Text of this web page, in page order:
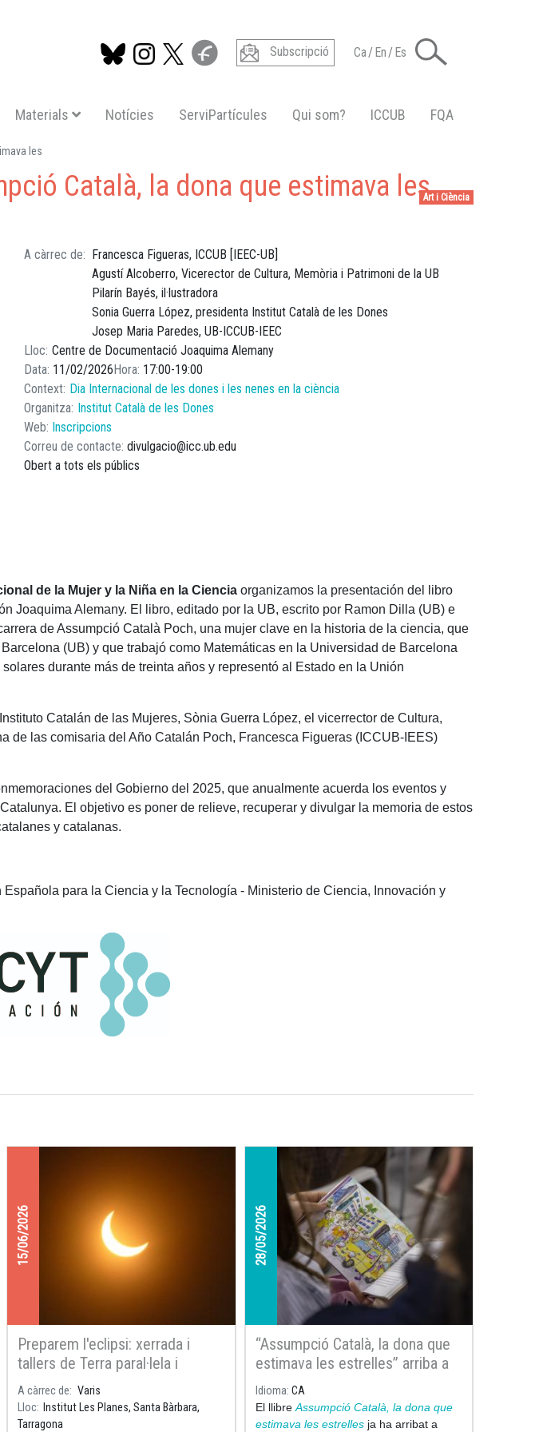
contingut
Subscripció Ca/En/Es
Materials Notícies ServiPartícules Qui som? ICCUB FQA
les
Art i Ciència
Català, la dona que estimava les
A càrrec de
Francesca Figueras, ICCUB [IEEC-UB]
Agustí Alcoberro, Vicerector de Cultura, Memòria i Patrimoni de la UB
Pilarín Bayés, il·lustradora
Sonia Guerra López, presidenta Institut Català de les Dones
Josep Maria Paredes, UB-ICCUB-IEEC
Lloc Centre de Documentació Joaquima Alemany
Data 11/02/2026 Hora 17:00 19:00
Context Dia Internacional de les dones i les nenes en la ciència
Organitza
Institut Català de les Dones
Web
Inscripcions
Correu de contacte divulgacio@icc.ub.edu
Obert a tots els públics
de la Mujer y la Niña en la Ciencia organizamos la presentación del libro
Joaquima Alemany. El libro, editado por la UB, escrito por Ramon Dilla (UB) e
de Assumpció Català Poch, una mujer clave en la historia de la ciencia, que
(UB) y que trabajó como Matemáticas en la Universidad de Barcelona
durante más de treinta años y representó al Estado en la Unión
Catalán de las Mujeres, Sònia Guerra López, el vicerrector de Cultura,
de las comisaria del Año Catalán Poch, Francesca Figueras (ICCUB-IEES)
del Gobierno del 2025, que anualmente acuerda los eventos y
El objetivo es poner de relieve, recuperar y divulgar la memoria de estos
y catalanas.
para la Ciencia y la Tecnología - Ministerio de Ciencia, Innovación y
15/06/2026
Preparem l'eclipsi: xerrada i
tallers de Terra paral·lela i
observació Solar a l'Institut Les
Planes de Santa Bàrbara,
Tarragona
A càrrec de
Varis
Lloc
Institut Les Planes, Santa Bàrbara,
Tarragona
28/05/2026
“Assumpció Català, la dona que
estimava les estrelles” arriba a
totes les biblioteques de
Catalunya
Idioma CA
El llibre Assumpció Català, la dona que
estimava les estrellesja ha arribat a